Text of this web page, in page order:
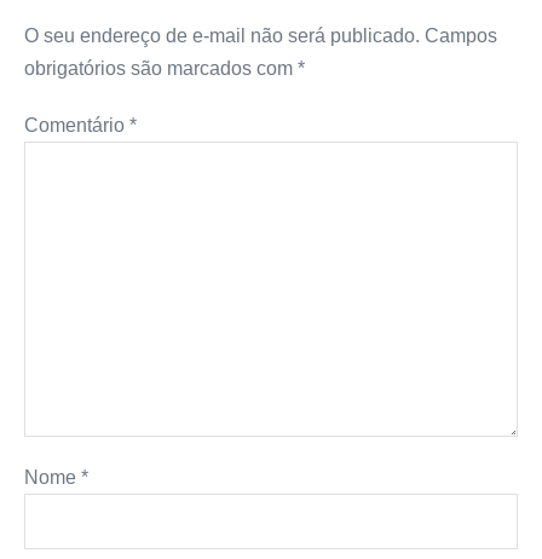
O seu endereço de e-mail não será publicado. Campos
obrigatórios são marcados com *
Comentário *
Nome *